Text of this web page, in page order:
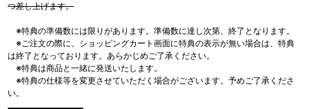
つ差し上げます。
※特典の準備数には限りがあります。準備数に達し次第、終了となります。
※ご注文の際に、ショッピングカート画面に特典の表示が無い場合は、特典
は終了となっております。あらかじめご了承ください。
※特典は商品と一緒に発送いたします。
※特典の仕様等を変更させていただく場合がございます。予めご了承くださ
い。